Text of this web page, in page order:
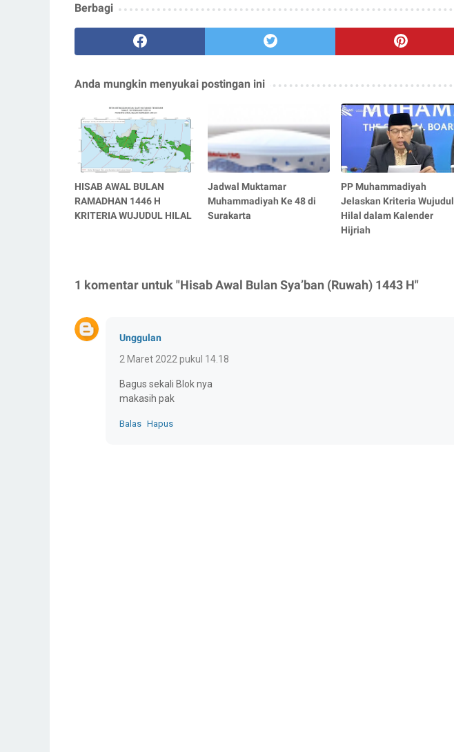
Berbagi
Anda mungkin menyukai postingan ini
HISAB AWAL BULAN
RAMADHAN 1446 H
KRITERIA WUJUDUL HILAL
Jadwal Muktamar
Muhammadiyah Ke 48 di
Surakarta
PP Muhammadiyah
Jelaskan Kriteria Wujudul
Hilal dalam Kalender
Hijriah
1 komentar untuk "Hisab Awal Bulan Sya’ban (Ruwah) 1443 H"
Unggulan
2 Maret 2022 pukul 14.18
Bagus sekali Blok nya
makasih pak
Balas Hapus